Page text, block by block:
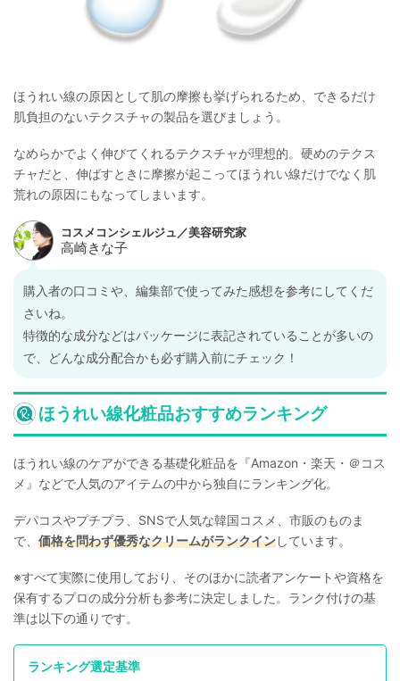
ほうれい線の原因として肌の摩擦も挙げられるため、できるだけ
肌負担のないテクスチャの製品を選びましょう。
なめらかでよく伸びてくれるテクスチャが理想的。硬めのテクス
チャだと、伸ばすときに摩擦が起こってほうれい線だけでなく肌
荒れの原因にもなってしまいます。
購入者の口コミや、編集部で使ってみた感想を参考にしてくだ
さいね。
特徴的な成分などはパッケージに表記されていることが多いの
で、どんな成分配合かも必ず購入前にチェック！
ほうれい線化粧品おすすめランキング
ほうれい線のケアができる基礎化粧品を『Amazon・楽天・＠コス
メ』などで人気のアイテムの中から独自にランキング化。
デパコスやプチプラ、SNSで人気な韓国コスメ、市販のものま
で、 価格を問わず優秀なクリームがランクインしています。
※すべて実際に使用しており、そのほかに読者アンケートや資格を
保有するプロの成分分析も参考に決定しました。ランク付けの基
準は以下の通りです。
ランキング選定基準